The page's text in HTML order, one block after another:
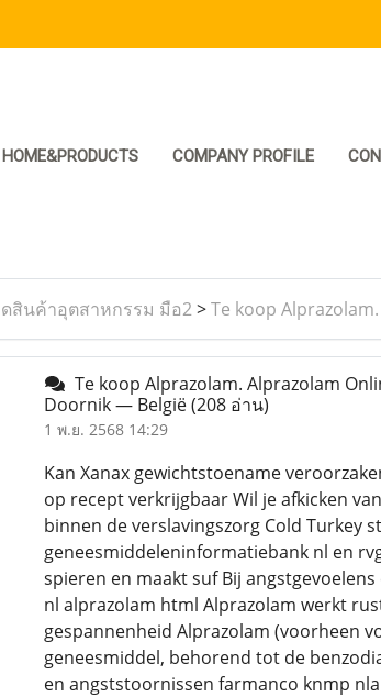
HOME&PRODUCTS COMPANY PROFILE
สินค้าอุตสาหกรรม มือ2>Te koop
Te koop Alprazolam. Alprazolam
Doornik — België(208 อ่าน)
1 พ.ย. 2568 14:29
Kan Xanax gewichtstoename
op recept verkrijgbaar Wil je afkicken
binnen de verslavingszorg Cold Turkey
geneesmiddeleninformatiebank nl en
spieren en maakt suf Bij
nl alprazolam html Alprazolam werkt
gespannenheid Alprazolam (voorheen
geneesmiddel, behorend tot de
en angststoornissen farmanco knmp